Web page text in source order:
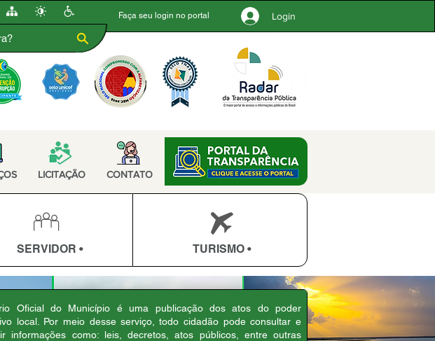
Faça seu login no portal Login
LICITAÇÃO CONTATO
SERVIDOR • TURISMO •
Oficial do Município é uma publicação dos atos do poder
local. Por meio desse serviço, todo cidadão pode consultar e
informações como: leis, decretos, atos públicos, entre outras